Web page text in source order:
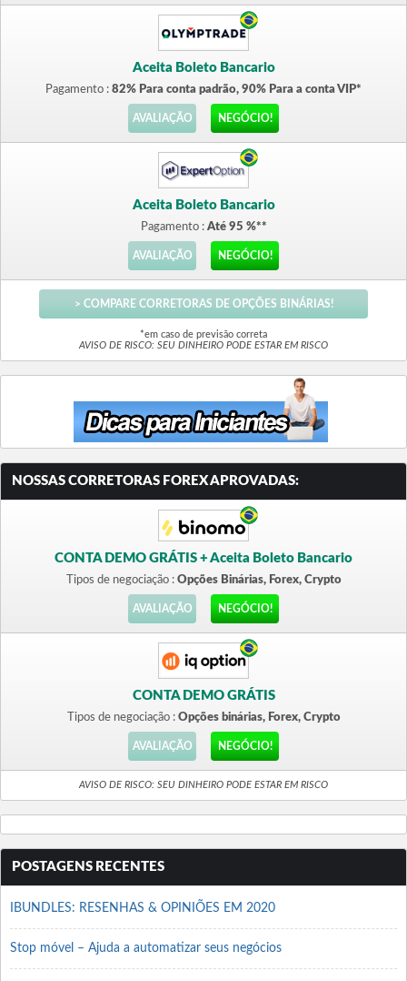
Aceita Boleto Bancario
Pagamento : 82% Para conta padrão, 90% Para a conta VIP*
AVALIAÇÃO NEGÓCIO!
Aceita Boleto Bancario
Pagamento : Até 95 %**
AVALIAÇÃO NEGÓCIO!
> COMPARE CORRETORAS DE OPÇÕES BINÁRIAS!
*em caso de previsão correta
AVISO DE RISCO: SEU DINHEIRO PODE ESTAR EM RISCO
NOSSAS CORRETORAS FOREX APROVADAS:
CONTA DEMO GRÁTIS + Aceita Boleto Bancario
Tipos de negociação : Opções Binárias, Forex, Crypto
AVALIAÇÃO NEGÓCIO!
CONTA DEMO GRÁTIS
Tipos de negociação : Opções binárias, Forex, Crypto
AVALIAÇÃO NEGÓCIO!
AVISO DE RISCO: SEU DINHEIRO PODE ESTAR EM RISCO
POSTAGENS RECENTES
IBUNDLES: RESENHAS & OPINIÕES EM 2020
Stop móvel – Ajuda a automatizar seus negócios